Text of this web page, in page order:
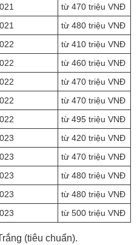
từ 470 triệu VNĐ
từ 480 triệu VNĐ
từ 410 triệu VNĐ
từ 460 triệu VNĐ
từ 470 triệu VNĐ
từ 470 triệu VNĐ
từ 495 triệu VNĐ
từ 420 triệu VNĐ
từ 470 triệu VNĐ
từ 480 triệu VNĐ
từ 480 triệu VNĐ
từ 500 triệu VNĐ
(tiêu chuẩn).